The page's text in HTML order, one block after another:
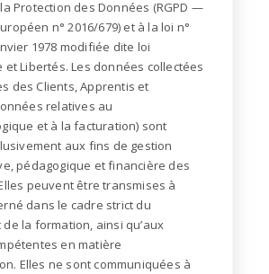
Protection des Données (RGPD —
n° 2016/679) et à la loi n°
1978 modifiée dite loi
et Libertés.Les données collectées
des Clients, Apprentis et
relatives au
et à la facturation) sont
aux fins de gestion
pédagogique et financière des
peuvent être transmises à
dans le cadre strict du
la formation, ainsi qu’aux
en matière
Elles ne sont communiquées à